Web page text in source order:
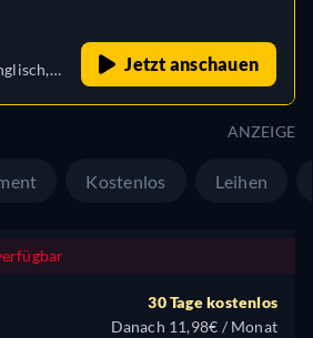
Jetzt anschauen
ANZEIGE
Kostenlos Leihen
30 Tage kostenlos
Danach 11,98€ / Monat